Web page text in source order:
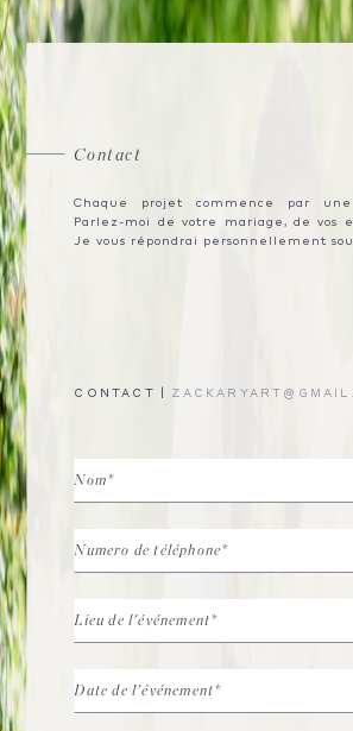
Contact
Chaque projet commence par une
Parlez-moi de votre mariage, de vos
Je vous répondrai personnellement